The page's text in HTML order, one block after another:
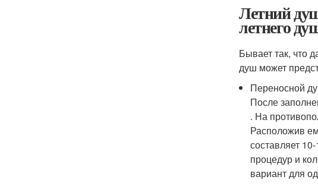
Летний
летнего
Бывает так, что
душ может
Переносной
После
. На
Расположив
составляет
процедур и
вариант для